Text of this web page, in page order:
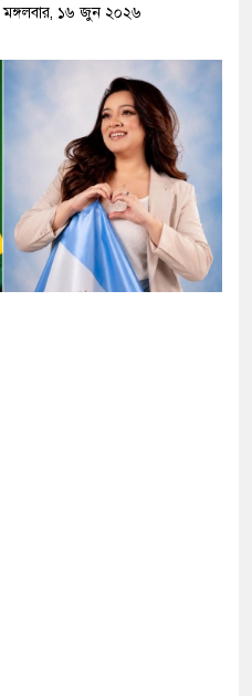
রাশেদ খাঁন
নজরুলের ১২
রাশেদ খাঁন
পারে রাশিয়া
১৬ জুন ২০২৬